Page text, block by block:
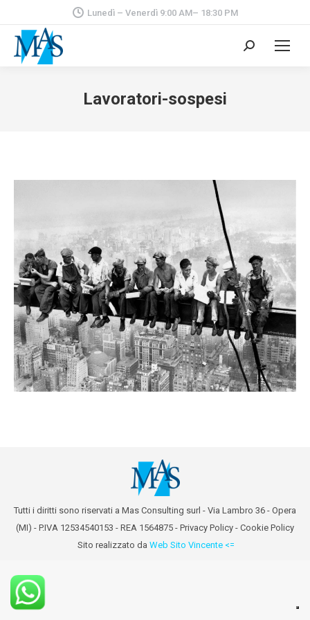
Lunedì – Venerdì 9:00 AM– 18:30 PM
Cerca:
Lavoratori-sospesi
Tutti i diritti sono riservati a Mas Consulting surl - Via Lambro 36 - Opera
(MI) - P.IVA 12534540153 - REA 1564875 - Privacy Policy - Cookie Policy
Sito realizzato da Web Sito Vincente <=